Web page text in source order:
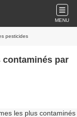
MENU
pesticides
contaminés par